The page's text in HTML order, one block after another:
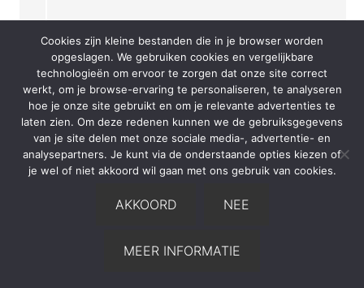
Beantwoorden
Lucassays
14 april 2022 at 10:01
Dat was ook best wel raar, want ik
Cookies zijn kleine bestanden die in je browser worden
opgeslagen. We gebruiken cookies en vergelijkbare
technologieën om ervoor te zorgen dat onze site correct
werkt, om je browse-ervaring te personaliseren, te analyseren
hoe je onze site gebruikt en om je relevante advertenties te
laten zien. Om deze redenen kunnen we de gebruiksgegevens
van je site delen met onze sociale media-, advertentie- en
analysepartners. Je kunt via de onderstaande opties kiezen of
je wel of niet akkoord wil gaan met ons gebruik van cookies.
AKKOORD NEE
MEER INFORMATIE